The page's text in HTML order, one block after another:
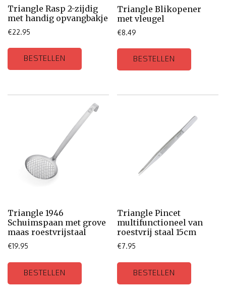
Triangle Rasp 2-zijdig
met handig opvangbakje
€22.95
BESTELLEN
Triangle Blikopener
met vleugel
€8.49
BESTELLEN
Triangle 1946
Schuimspaan met grove
maas roestvrijstaal
€19.95
BESTELLEN
Triangle Pincet
multifunctioneel van
roestvrij staal 15cm
€7.95
BESTELLEN